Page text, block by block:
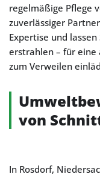
regelmäßige Pflege
zuverlässiger
Expertise und
erstrahlen – für eine
zum Verweilen
von
In Rosdorf,